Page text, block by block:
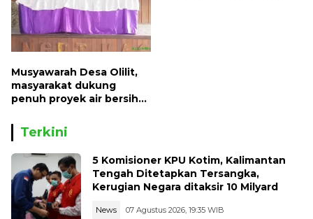
Musyawarah Desa Olilit,
masyarakat dukung
penuh proyek air bersih
Terkini
5 Komisioner KPU Kotim, Kalimantan
Tengah Ditetapkan Tersangka,
Kerugian Negara ditaksir 10 Milyard
News 07 Agustus 2026, 19:35 WIB